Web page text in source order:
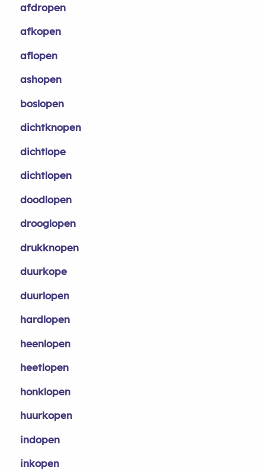
afdropen
afkopen
aflopen
ashopen
boslopen
dichtknopen
dichtlope
dichtlopen
doodlopen
drooglopen
drukknopen
duurkope
duurlopen
hardlopen
heenlopen
heetlopen
honklopen
huurkopen
indopen
inkopen